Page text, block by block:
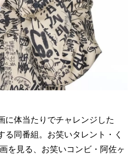
に体当たりでチャレンジした
る同番組。お笑いタレント・く
を見る、お笑いコンビ・阿佐ヶ